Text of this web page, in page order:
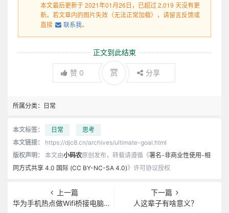
本文最后更新于 2021年01月26日，已超过 2,019 天没有更
新。若文章内的图片失效（无法正常加载），请留言反馈或
直接
联系我。
正文到此结束
赞 0 赏 分享
所属分类： 日常
本文标签： 日常
思考
本文链接：
https://djc8.cn/archives/ultimate-goal.html
版权声明：
本文由小码农原创发布，转载请遵循《署名-非商业性使用-相
同方式共享 4.0 国际 (CC BY-NC-SA 4.0)》许可协议授权
上一篇
华为手机热点做Wifi桥接电脑连接无法上网解决
下一篇
人这辈子有啥意义？